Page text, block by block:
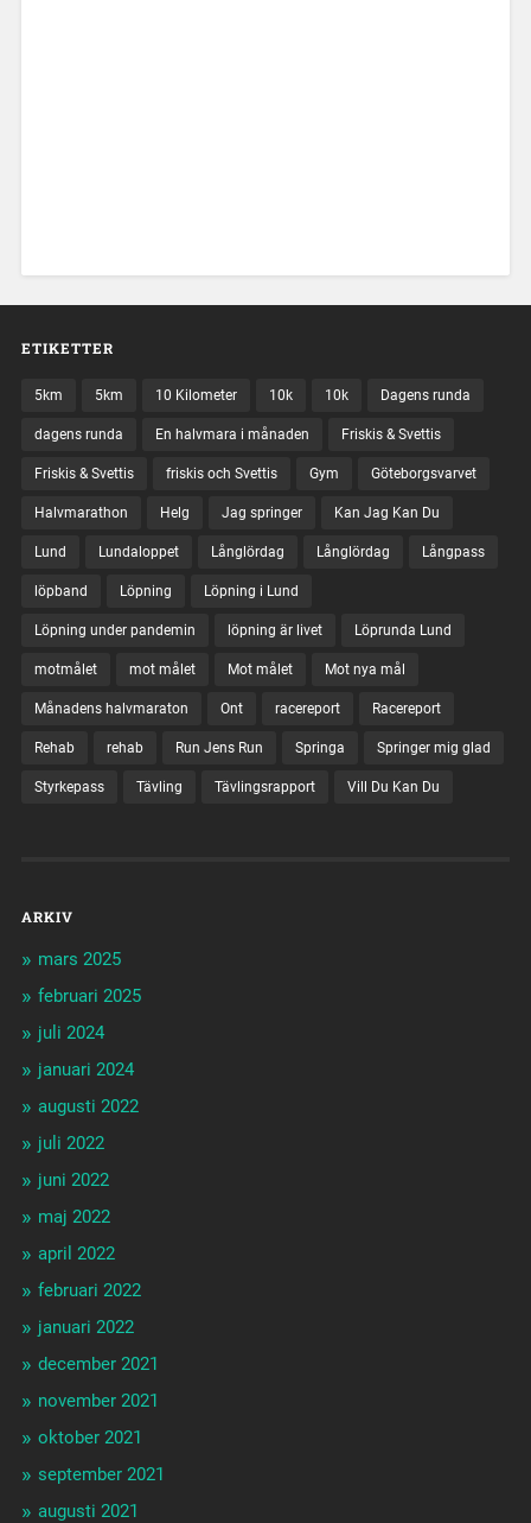
ETIKETTER
5km 5km 10 Kilometer 10k 10k Dagens runda
dagens runda En halvmara i månaden Friskis & Svettis
Friskis & Svettis friskis och Svettis Gym Göteborgsvarvet
Halvmarathon Helg Jag springer Kan Jag Kan Du
Lund Lundaloppet Långlördag Långlördag Långpass
löpband Löpning Löpning i Lund
Löpning under pandemin löpning är livet Löprunda Lund
motmålet mot målet Mot målet Mot nya mål
Månadens halvmaraton Ont racereport Racereport
Rehab rehab Run Jens Run Springa Springer mig glad
Styrkepass Tävling Tävlingsrapport Vill Du Kan Du
ARKIV
mars 2025
februari 2025
juli 2024
januari 2024
augusti 2022
juli 2022
juni 2022
maj 2022
april 2022
februari 2022
januari 2022
december 2021
november 2021
oktober 2021
september 2021
augusti 2021